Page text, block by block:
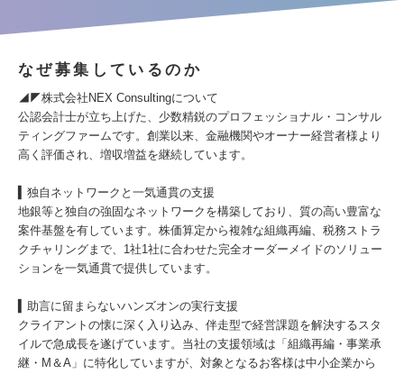
なぜ募集しているのか
◢◤株式会社NEX Consultingについて
公認会計士が立ち上げた、少数精鋭のプロフェッショナル・コンサル
ティングファームです。創業以来、金融機関やオーナー経営者様より
高く評価され、増収増益を継続しています。
▍独自ネットワークと一気通貫の支援
地銀等と独自の強固なネットワークを構築しており、質の高い豊富な
案件基盤を有しています。株価算定から複雑な組織再編、税務ストラ
クチャリングまで、1社1社に合わせた完全オーダーメイドのソリュー
ションを一気通貫で提供しています。
▍助言に留まらないハンズオンの実行支援
クライアントの懐に深く入り込み、伴走型で経営課題を解決するスタ
イルで急成長を遂げています。当社の支援領域は「組織再編・事業承
継・M＆A」に特化していますが、対象となるお客様は中小企業から